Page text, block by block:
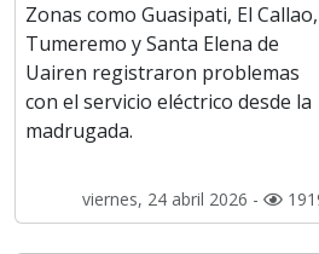
Zonas como Guasipati, El Callao,
Tumeremo y Santa Elena de
Uairen registraron problemas
con el servicio eléctrico desde la
madrugada.
viernes, 24 abril 2026 -